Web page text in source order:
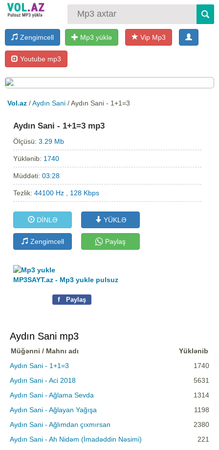
Zengimcell Mp3 yüklə Vip Mp3
Youtube mp3
Vol.az /Aydın Sani / Aydın Sani - 1+1=3
Aydın Sani - 1+1=3 mp3
Ölçüsü:3.29 Mb
Yüklənib: 1740
Müddəti:03:28
Tezlik:44100 Hz , 128 Kbps
DİNLƏ YÜKLƏ
Zengimcell Paylaş
MP3SAYT.az - Mp3 yukle pulsuz
f Paylaş
Aydın Sani mp3
Müğənni / Mahnı adı
Yüklənib
Aydın Sani - 1+1=3
1740
Aydın Sani - Aci 2018
5631
Aydın Sani - Ağlama Sevda
1314
Aydın Sani - Ağlayan Yağışa
1198
Aydın Sani - Ağlımdan çıxmırsan
2380
Aydın Sani - Ah Nidəm (İmadəddin Nəsimi)
221